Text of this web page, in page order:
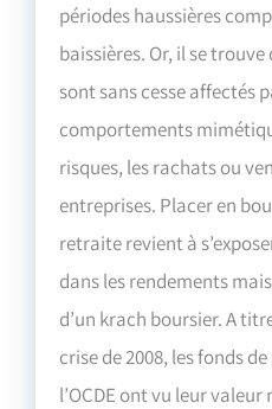
périodes haussières
baissières. Or, il se
sont sans cesse affectés
comportements
risques, les rachats ou
entreprises. Placer en
retraite revient à
dans les rendements
d’un krach boursier. A
crise de 2008, les fonds
l’OCDE ont vu leur valeur